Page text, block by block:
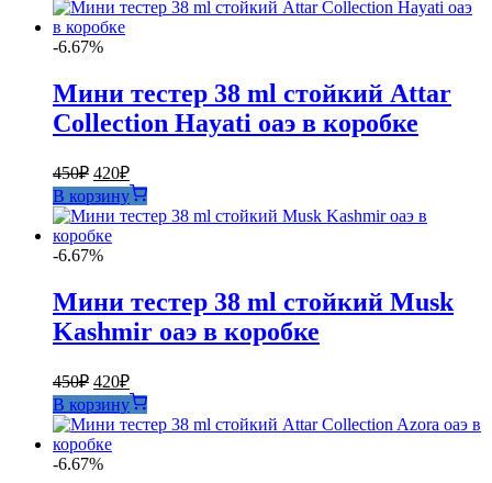
-6.67%
Мини тестер 38 ml стойкий Attar
Collection Hayati оаэ в коробке
450₽ Первоначальная
цена
составляла
450₽.
420₽Текущая
цена:
420₽.
В корзину
-6.67%
Мини тестер 38 ml стойкий Musk
Kashmir оаэ в коробке
450₽ Первоначальная
цена
составляла
450₽.
420₽Текущая
цена:
420₽.
В корзину
-6.67%